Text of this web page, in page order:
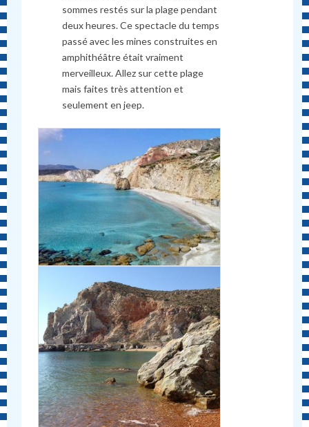
sommes restés sur la plage pendant
deux heures. Ce spectacle du temps
passé avec les mines construites en
amphithéâtre était vraiment
merveilleux. Allez sur cette plage
mais faites très attention et
seulement en jeep.